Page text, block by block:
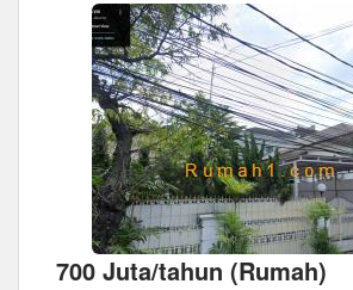
700 Juta/tahun (Rumah)